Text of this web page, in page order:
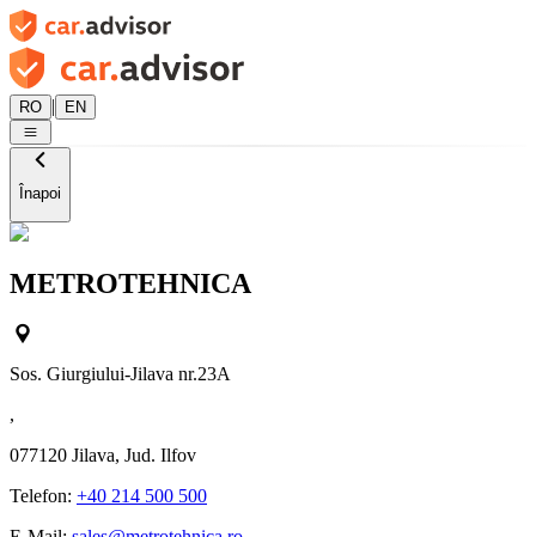
RO | EN
Înapoi
METROTEHNICA
Sos. Giurgiului-Jilava nr.23A
,
077120 Jilava, Jud. Ilfov
Telefon: +40 214 500 500